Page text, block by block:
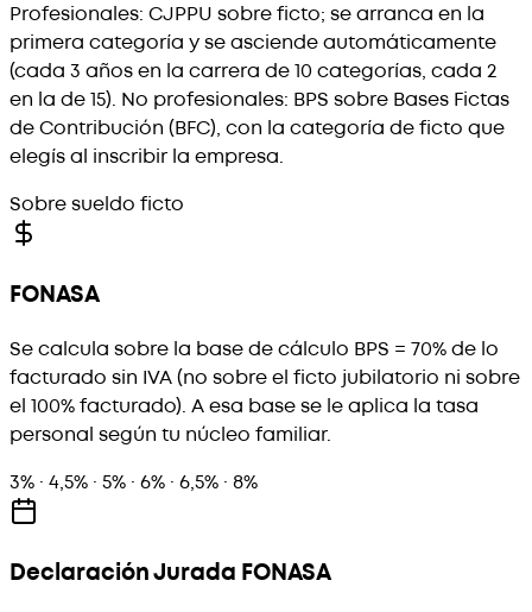
Profesionales: CJPPU sobre ficto; se arranca en la
primera categoría y se asciende automáticamente
(cada 3 años en la carrera de 10 categorías, cada 2
en la de 15). No profesionales: BPS sobre Bases Fictas
de Contribución (BFC), con la categoría de ficto que
elegís al inscribir la empresa.
Sobre sueldo ficto
FONASA
Se calcula sobre la base de cálculo BPS = 70% de lo
facturado sin IVA (no sobre el ficto jubilatorio ni sobre
el 100% facturado). A esa base se le aplica la tasa
personal según tu núcleo familiar.
3% · 4,5% · 5% · 6% · 6,5% · 8%
Declaración Jurada FONASA